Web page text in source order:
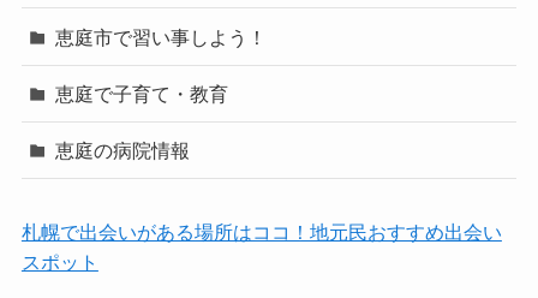
恵庭市で習い事しよう！
恵庭で子育て・教育
恵庭の病院情報
札幌で出会いがある場所はココ！地元民おすすめ出会い
スポット